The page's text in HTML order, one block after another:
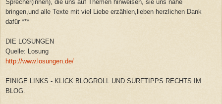
Sprecher(innen), die uns auf Themen hinweisen, sie uns nahe
bringen,und alle Texte mit viel Liebe erzählen,lieben herzlichen Dank
dafür ***
DIE LOSUNGEN
Quelle: Losung
http://www.losungen.de/
EINIGE LINKS - KLICK BLOGROLL UND SURFTIPPS RECHTS IM
BLOG.